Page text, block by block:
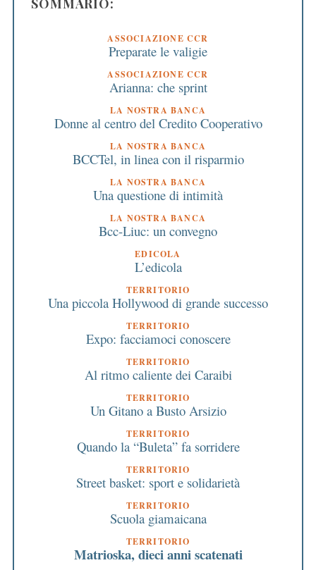
ASSOCIAZIONE CCR
Preparate le valigie
ASSOCIAZIONE CCR
Arianna: che sprint
LA NOSTRA BANCA
Donne al centro del Credito Cooperativo
LA NOSTRA BANCA
BCCTel, in linea con il risparmio
LA NOSTRA BANCA
Una questione di intimità
LA NOSTRA BANCA
Bcc-Liuc: un convegno
EDICOLA
L’edicola
TERRITORIO
Una piccola Hollywood di grande successo
TERRITORIO
Expo: facciamoci conoscere
TERRITORIO
Al ritmo caliente dei Caraibi
TERRITORIO
Un Gitano a Busto Arsizio
TERRITORIO
Quando la “Buleta” fa sorridere
TERRITORIO
Street basket: sport e solidarietà
TERRITORIO
Scuola giamaicana
TERRITORIO
Matrioska, dieci anni scatenati